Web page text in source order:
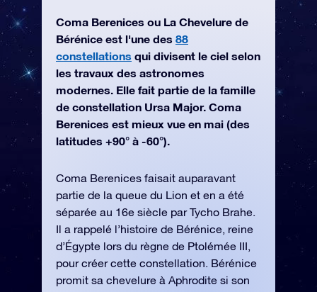
Coma Berenices ou La Chevelure de
Bérénice est l'une des 88
constellations qui divisent le ciel selon
les travaux des astronomes
modernes. Elle fait partie de la famille
de constellation Ursa Major. Coma
Berenices est mieux vue en mai (des
latitudes +90° à -60°).
Coma Berenices faisait auparavant
partie de la queue du Lion et en a été
séparée au 16e siècle par Tycho Brahe.
Il a rappelé l’histoire de Bérénice, reine
d’Égypte lors du règne de Ptolémée III,
pour créer cette constellation. Bérénice
promit sa chevelure à Aphrodite si son